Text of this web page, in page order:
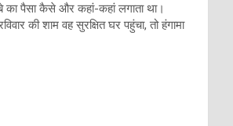
का पैसा कैसे और कहां-कहां लगाता था।
की शाम वह सुरक्षित घर पहुंचा, तो हंगामा